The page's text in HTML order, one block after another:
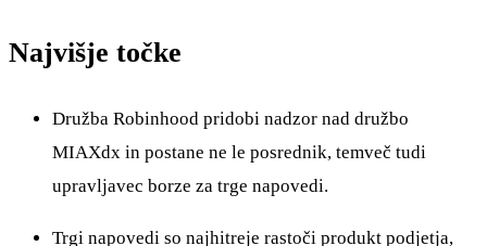
Najvišje točke
Družba Robinhood pridobi nadzor nad družbo
MIAXdx in postane ne le posrednik, temveč tudi
upravljavec borze za trge napovedi.
Trgi napovedi so najhitreje rastoči produkt podjetja,